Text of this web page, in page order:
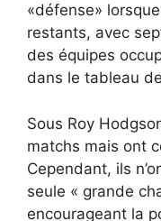
«défense»
restants, avec
des équipes
dans le tableau
Sous Roy
matchs mais ont
Cependant, ils
seule « grande
encourageant la